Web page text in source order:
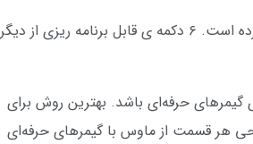
قابلیت 16.8 میلیون رنگ (چیزی شبیه کروما در محصولات ریزر) آن را برای تهیه و یکدست شدن رنگ آنها بسیار زیبا کرده است. ۶ دکمه ی قابل برنامه ریزی از دیگر
گیمرهای حرفه‌ای باشد. بهترین روش برای
هر قسمت از ماوس با گیمرهای حرفه‌ای